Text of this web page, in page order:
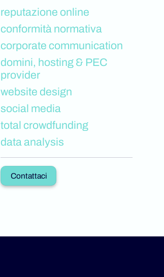
reputazione online
conformità normativa
corporate communication
domini, hosting & PEC
provider
website design
social media
total crowdfunding
data analysis
Contattaci